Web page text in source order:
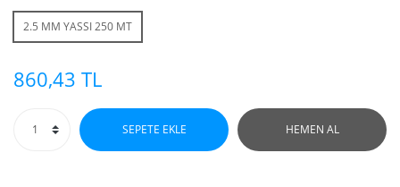
2.5 MM YASSI 250 MT
860,43 TL
SEPETE EKLE HEMEN AL